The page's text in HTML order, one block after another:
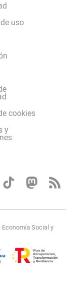
uso
cookies
y
Social y